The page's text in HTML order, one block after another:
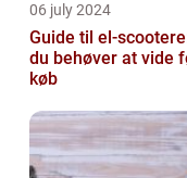
06 july 2024
Guide til el-
du behøver at vide
køb